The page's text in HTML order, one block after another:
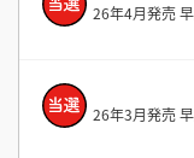
26年4月発売
26年3月発売